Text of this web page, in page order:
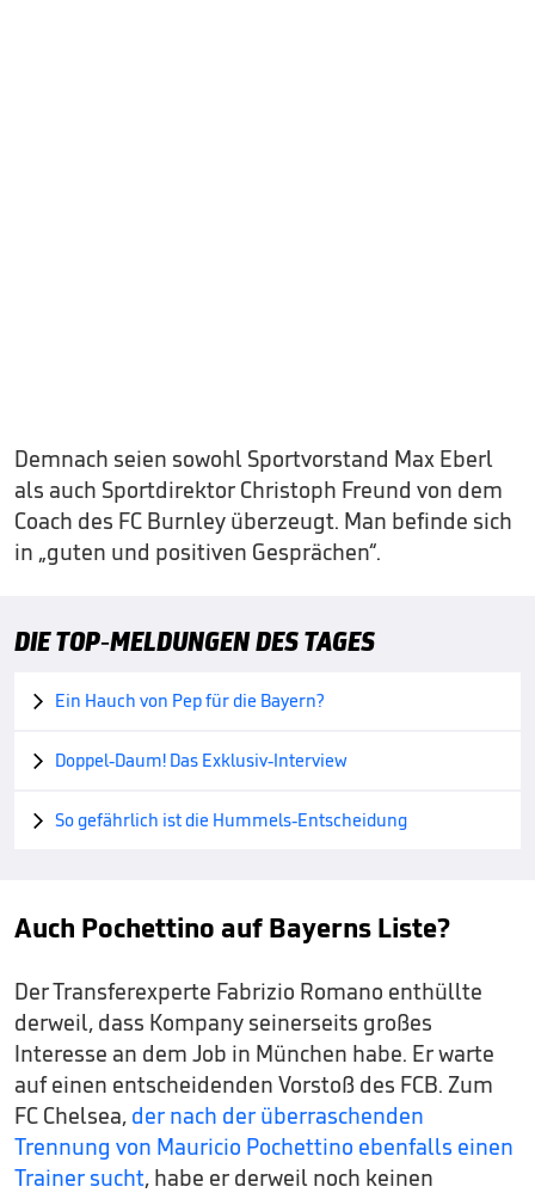
Demnach seien sowohl Sportvorstand Max Eberl
als auch Sportdirektor Christoph Freund von dem
Coach des FC Burnley überzeugt. Man befinde sich
in „guten und positiven Gesprächen“.
DIE TOP-MELDUNGEN DES TAGES
 Ein Hauch von Pep für die Bayern?
 Doppel-Daum! Das Exklusiv-Interview
 So gefährlich ist die Hummels-Entscheidung
Auch Pochettino auf Bayerns Liste?
Der Transferexperte Fabrizio Romano enthüllte
derweil, dass Kompany seinerseits großes
Interesse an dem Job in München habe. Er warte
auf einen entscheidenden Vorstoß des FCB. Zum
FC Chelsea, der nach der überraschenden
Trennung von Mauricio Pochettino ebenfalls einen
Trainer sucht, habe er derweil noch keinen